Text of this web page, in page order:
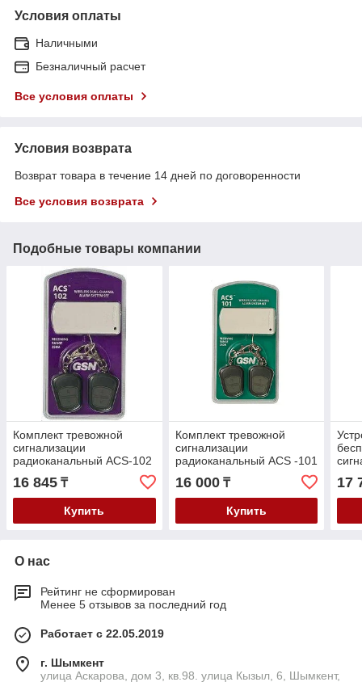
Условия оплаты
Наличными
Безналичный расчет
Все условия оплаты
Условия возврата
Возврат товара в течение 14 дней по договоренности
Все условия возврата
Подобные товары компании
Комплект тревожной
сигнализации
радиоканальный ACS-102
16 845 ₸
Купить
Комплект тревожной
сигнализации
радиоканальный АСS -101
16 000₸
Купить
17
О нас
Рейтинг не сформирован
Менее 5 отзывов за последний год
Работает с 22.05.2019
г. Шымкент
улица Аскарова, дом 3, кв.98. улица Кызыл, 6, Шымкент,